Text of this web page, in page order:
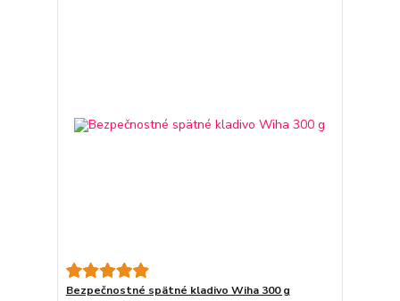
Bezpečnostné spätné kladivo Wiha 300 g